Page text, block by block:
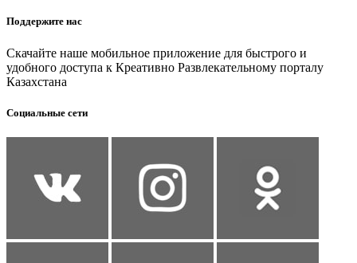
Поддержите нас
Скачайте наше мобильное приложение для быстрого и
удобного доступа к Креативно Развлекательному порталу
Казахстана
Социальные сети